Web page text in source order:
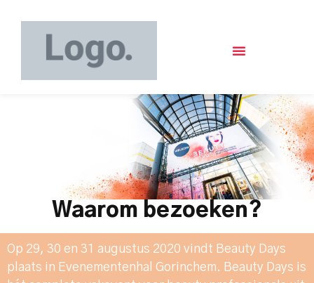
Waarom bezoeken?
Op 29, 30 en 31 augustus 2020 vindt Beauty Days
plaats in Evenementenhal Gorinchem. Beauty Days is